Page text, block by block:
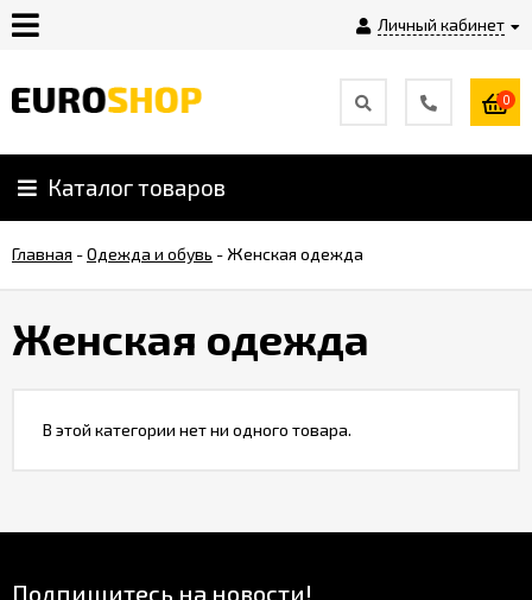
Личный кабинет
Инструкция
Плагины
Контакты
Shop-
Script
Вебасист
0
Каталог товаров
Главная -Одежда и обувь - Женская одежда
Женская одежда
В этой категории нет ни одного товара.
Подпишитесь на новости!